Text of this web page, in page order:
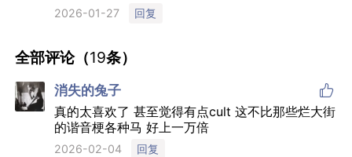
2026-01-27 回复
全部评论（19条）
消失的兔子 
真的太喜欢了 甚至觉得有点cult 这不比那些烂大街
的谐音梗各种马 好上一万倍
2026-02-04 回复